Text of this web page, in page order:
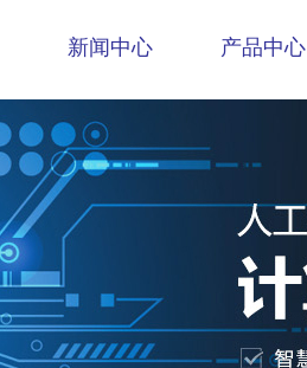
新闻中心 产品中心